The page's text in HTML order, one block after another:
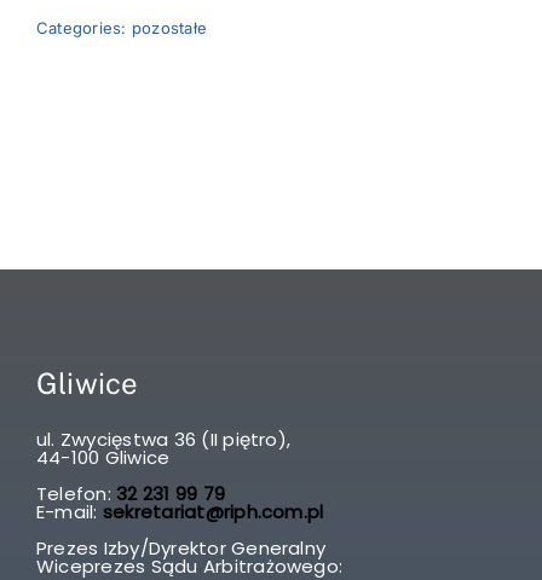
Categories: pozostałe
Gliwice
ul. Zwycięstwa 36 (II piętro),
44-100 Gliwice
Telefon: 32 231 99 79
E-mail: sekretariat@riph.com.pl
Prezes Izby/Dyrektor Generalny
Wiceprezes Sądu Arbitrażowego: